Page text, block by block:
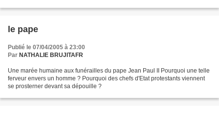
le pape
Publié le 07/04/2005 à 23:00
Par NATHALIE BRUJITAFR
Une marée humaine aux funérailles du pape Jean Paul II Pourquoi une telle
ferveur envers un homme ? Pourquoi des chefs d'Etat protestants viennent
se prosterner devant sa dépouille ?